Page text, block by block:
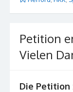
Petition
Vielen
Die Petition